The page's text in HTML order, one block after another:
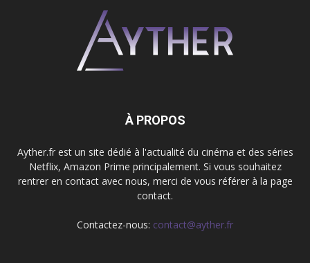
À PROPOS
Ayther.fr est un site dédié à l'actualité du cinéma et des séries
Netflix, Amazon Prime principalement. Si vous souhaitez
rentrer en contact avec nous, merci de vous référer à la page
contact.
Contactez-nous: contact@ayther.fr